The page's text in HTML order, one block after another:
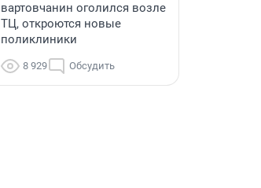
вартовчанин оголился возле
ТЦ, откроются новые
поликлиники
8 929 Обсудить